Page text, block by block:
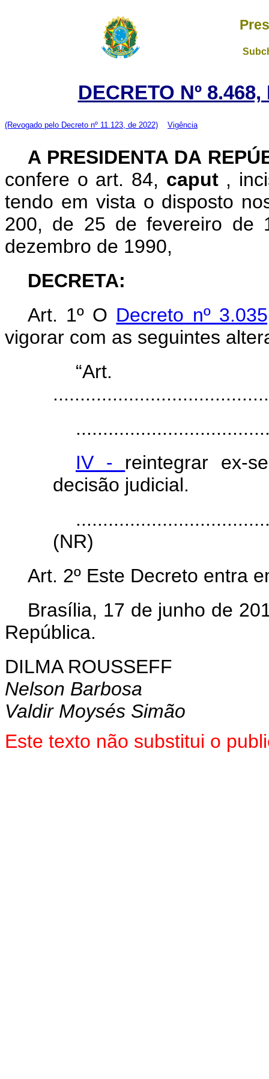
DECRETO Nº
(Revogado pelo Decreto nº 11.123, de 2022) Vigência
A PRESIDENTA DA
confere o art. 84, caput ,
tendo em vista o disposto
200, de 25 de fevereiro de
dezembro de 1990,
DECRETA:
Art. 1º O Decreto nº
vigorar com as seguintes
IV - reintegrar ex-
decisão judicial.
(NR)
Art. 2º Este Decreto entra
Brasília, 17 de junho de
República.
DILMA ROUSSEFF
Nelson Barbosa
Valdir Moysés Simão
Este texto não substitui o